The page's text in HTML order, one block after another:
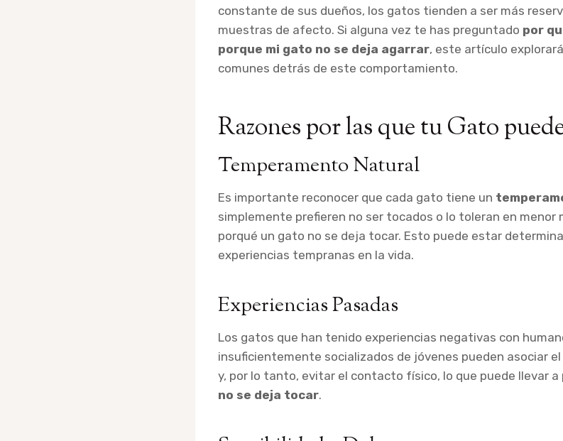
constante de sus dueños, los gatos tienden a ser más
muestras de afecto. Si alguna vez te has preguntado por
porque mi gato no se deja agarrar, este artículo
comunes detrás de este comportamiento.
Razones por las que tu Gato
Temperamento Natural
Es importante reconocer que cada gato tiene un
simplemente prefieren no ser tocados o lo toleran en menor
porqué un gato no se deja tocar. Esto puede estar
experiencias tempranas en la vida.
Experiencias Pasadas
Los gatos que han tenido experiencias negativas con
insuficientemente socializados de jóvenes pueden asociar
y, por lo tanto, evitar el contacto físico, lo que puede llevar
no se deja tocar.